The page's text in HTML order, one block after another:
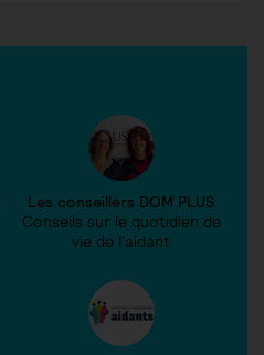
Les conseillers DOM PLUS
Conseils sur le quotidien de
vie de l'aidant